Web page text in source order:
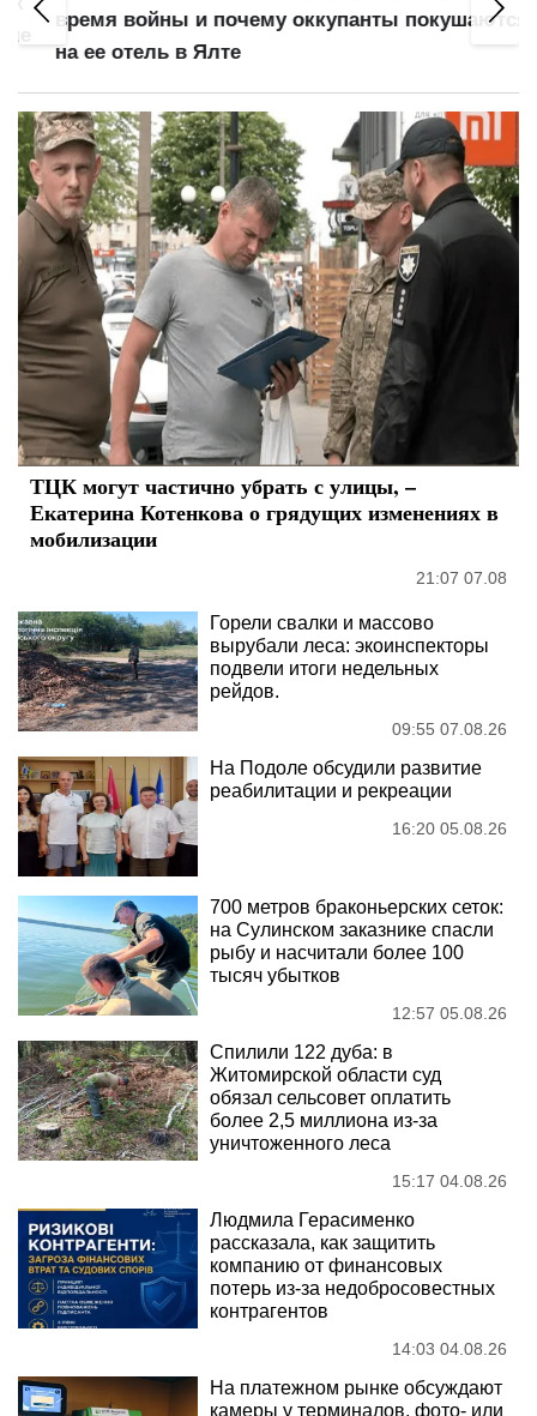
время войны и почему оккупанты покушаются
на ее отель в Ялте
ТЦК могут частично убрать с улицы, –
Екатерина Котенкова о грядущих изменениях в
мобилизации
21:07 07.08
Горели свалки и массово
вырубали леса: экоинспекторы
подвели итоги недельных
рейдов.
09:55 07.08.26
На Подоле обсудили развитие
реабилитации и рекреации
16:20 05.08.26
700 метров браконьерских сеток:
на Сулинском заказнике спасли
рыбу и насчитали более 100
тысяч убытков
12:57 05.08.26
Спилили 122 дуба: в
Житомирской области суд
обязал сельсовет оплатить
более 2,5 миллиона из-за
уничтоженного леса
15:17 04.08.26
Людмила Герасименко
рассказала, как защитить
компанию от финансовых
потерь из-за недобросовестных
контрагентов
14:03 04.08.26
На платежном рынке обсуждают
камеры у терминалов, фото- или